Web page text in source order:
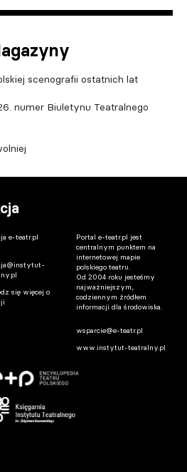
scenografii ostatnich lat
numer Biuletynu Teatralnego
e-teatr.pl
się więcej o
Portal e-teatr.pl jest
centralnym punktem na
internetowej mapie
polskiego teatru.
Od 2004 roku jesteśmy
najważniejszym,
codziennym źródłem
informacji dla środowiska.
wsparcie@e-teatr.pl
www.instytut-teatralny.pl